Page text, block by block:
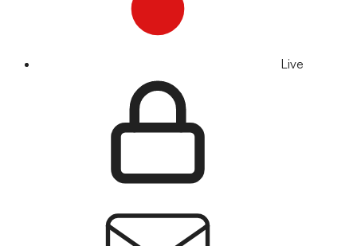
Live